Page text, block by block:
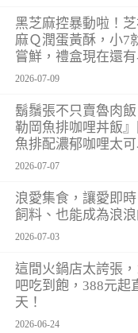
黑芝麻控暴動啦！
麻Ｑ潤蛋黃酥，小7
嘗鮮，禮盒現在還
2026-07-09
鬍鬚張不只賣魯肉
勒岡魚排咖哩丼飯
魚排配濃郁咖哩太可
2026-07-07
浪愛集食，讓愛即
飼料、也能成為浪浪
2026-07-03
這間火鍋店太誇張
吧吃到飽，388元起
天！
2026-06-24